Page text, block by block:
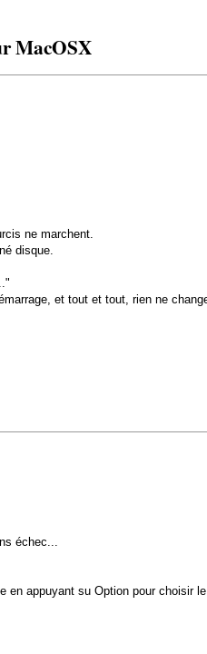
MacOSX
ne marchent.
disque.
et tout et tout, rien ne
échec...
appuyant su Option pour choisir